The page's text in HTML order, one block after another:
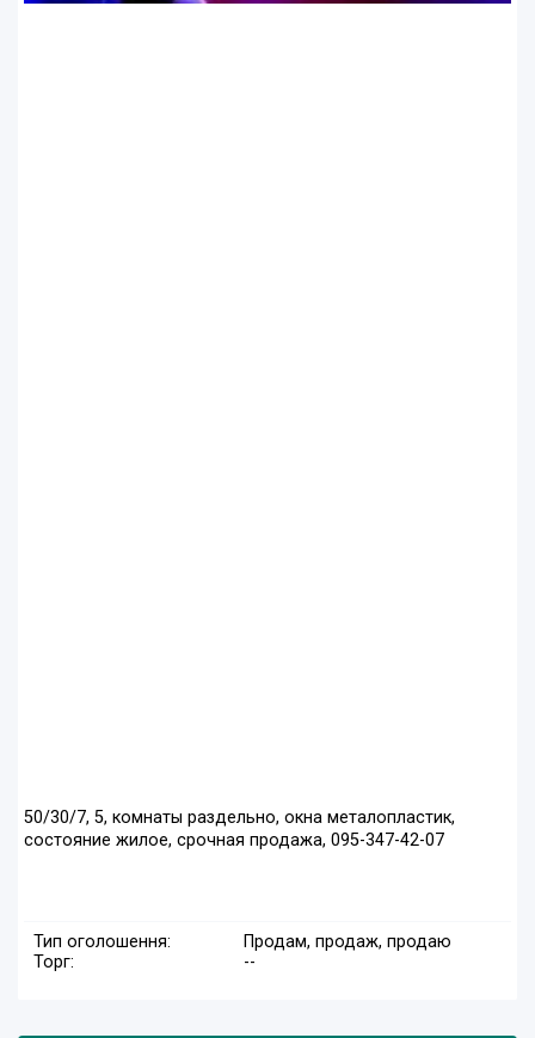
50/30/7, 5, комнаты раздельно, окна металопластик,
состояние жилое, срочная продажа, 095-347-42-07
Тип оголошення:
Продам, продаж, продаю
Торг:
--